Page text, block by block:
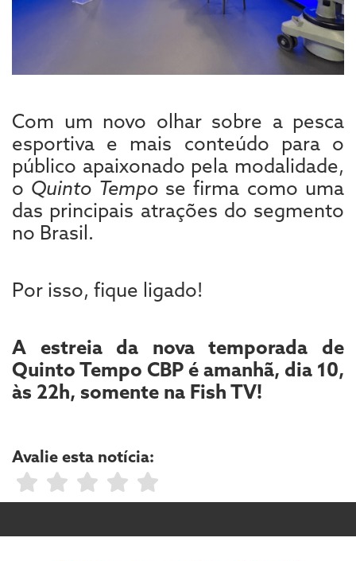
Com um novo olhar sobre a pesca
esportiva e mais conteúdo para o
público apaixonado pela modalidade,
o Quinto Tempo se firma como uma
das principais atrações do segmento
no Brasil.
Por isso, fique ligado!
A estreia da nova temporada de
Quinto Tempo CBP é amanhã, dia 10,
às 22h, somente na Fish TV!
Avalie esta notícia: